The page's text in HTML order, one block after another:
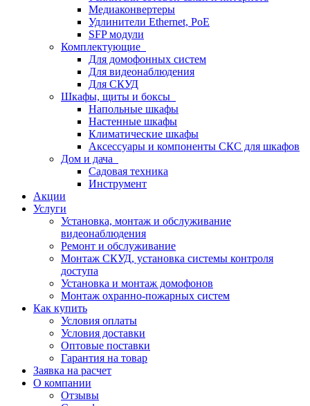
Медиаконвертеры
Удлинители Ethernet, PoE
SFP модули
Комплектующие
Для домофонных систем
Для видеонаблюдения
Для СКУД
Шкафы, щиты и боксы
Напольные шкафы
Настенные шкафы
Климатические шкафы
Аксессуары и компоненты СКС для шкафов
Дом и дача
Садовая техника
Инструмент
Акции
Услуги
Установка, монтаж и обслуживание
видеонаблюдения
Ремонт и обслуживание
Монтаж СКУД, установка системы контроля
доступа
Установка и монтаж домофонов
Монтаж охранно-пожарных систем
Как купить
Условия оплаты
Условия доставки
Оптовые поставки
Гарантия на товар
Заявка на расчет
О компании
Отзывы